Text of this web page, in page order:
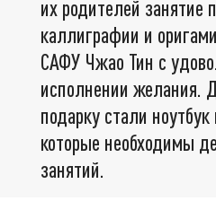
их родителей занятие
каллиграфии и
САФУ Чжао Тин с
исполнении желания.
подарку стали
которые необходимы
занятий.